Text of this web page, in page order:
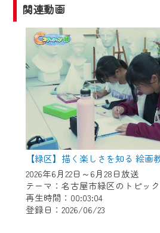
関連動画
【緑区】描く楽しさを知る 絵画
2026年6月22日～6月28日放送
テーマ：名古屋市緑区のトピッ
再生時間：00:03:04
登録日：2026/06/23
2024年9月24日からはご加
ビス向上のため、
『CCNet Web TV』を利
一部コンテンツを除き、
CCNetサービスへの加入
ページ※』へのログインが
す。
何卒、ご理解ご了承の程
いたします。
※マイページへのログイン
要となります。
※MyIDとは、CCNet Web
各種サービスをご利用頂く